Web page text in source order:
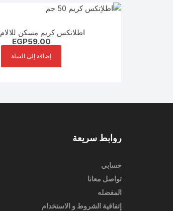
اطلاتكس كريم مسكن للالام 50 جم
EGP59.00
إضافة إلى السلة
روابط سريعة
حسابي
تواصل معانا
المفضله
إتفاقية الشروط و الاستخدام